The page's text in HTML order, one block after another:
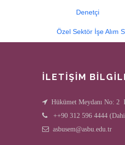
Denetçi
Özel Sektör İşe Alım
İLETİŞİM
Hükümet Meydanı No: 2
++90 312 596 4444
asbusem@asbu.edu.tr